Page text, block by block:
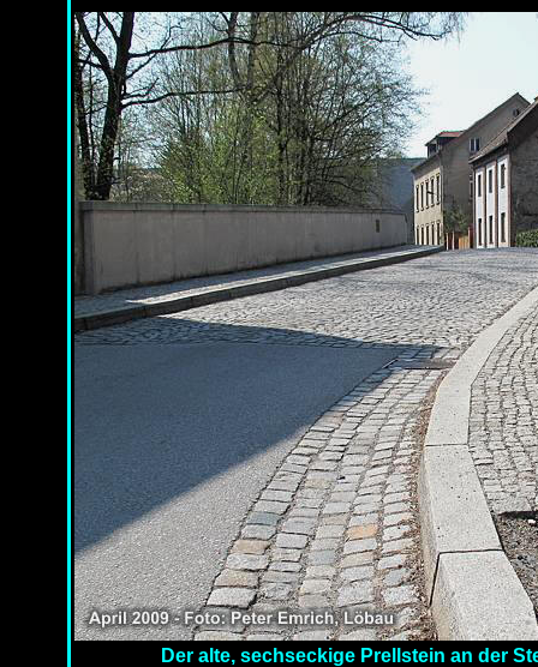
Der alte, sechseckige Prellstein an der